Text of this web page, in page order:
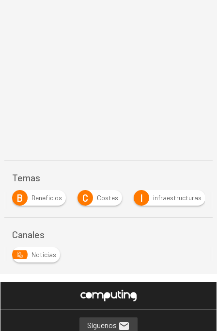
Temas
C
Costes infraestructuras Inteligencia
Canales
Noticias
Síguenos